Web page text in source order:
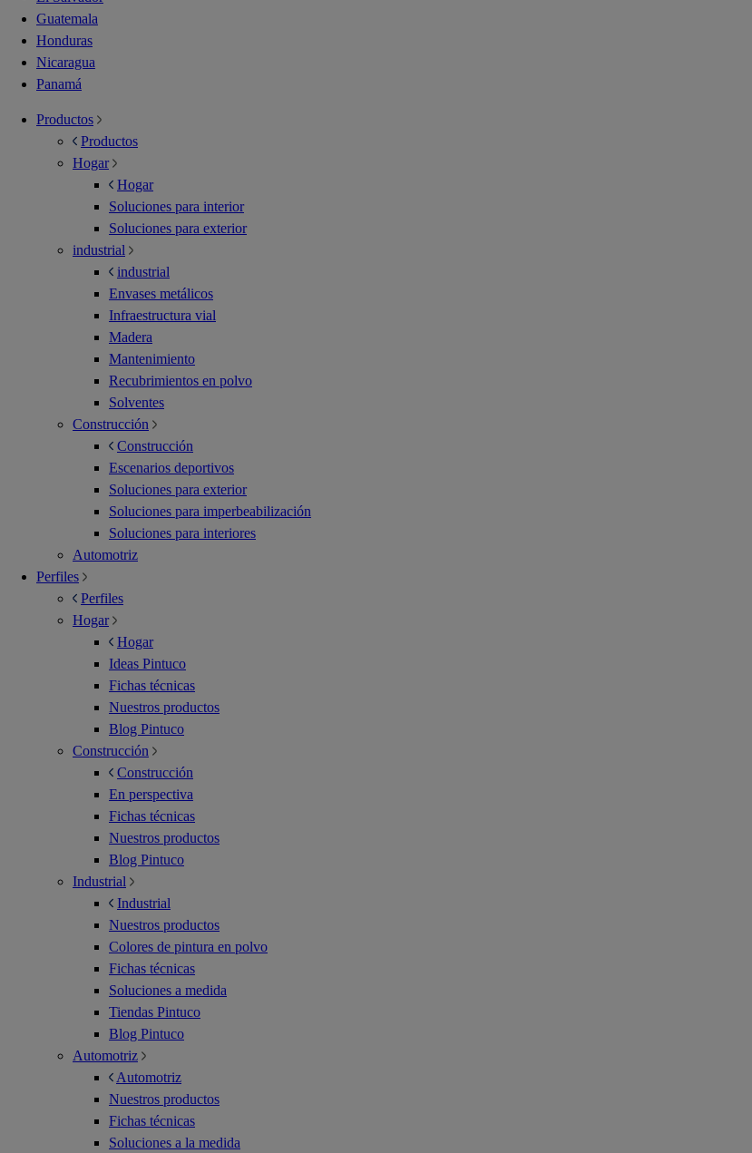
Guatemala
Honduras
Nicaragua
Panamá
Productos
Productos
Hogar
Hogar
Soluciones para interior
Soluciones para exterior
industrial
industrial
Envases metálicos
Infraestructura vial
Madera
Mantenimiento
Recubrimientos en polvo
Solventes
Construcción
Construcción
Escenarios deportivos
Soluciones para exterior
Soluciones para imperbeabilización
Soluciones para interiores
Automotriz
Perfiles
Perfiles
Hogar
Hogar
Ideas Pintuco
Fichas técnicas
Nuestros productos
Blog Pintuco
Construcción
Construcción
En perspectiva
Fichas técnicas
Nuestros productos
Blog Pintuco
Industrial
Industrial
Nuestros productos
Colores de pintura en polvo
Fichas técnicas
Soluciones a medida
Tiendas Pintuco
Blog Pintuco
Automotriz
Automotriz
Nuestros productos
Fichas técnicas
Soluciones a la medida